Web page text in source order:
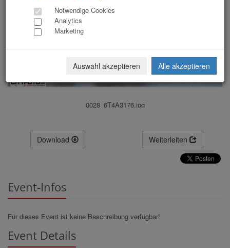
0028_6T4A3176.jpg
Download Weiterleiten
Event-Infos
Für dieses Event ist keine Beschreibung verfügbar!
Event Details
Notwendige Cookies
Analytics
Marketing
Auswahl akzeptieren Alle akzeptieren